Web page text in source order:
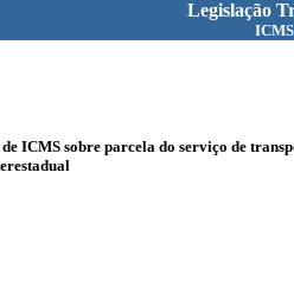
Legislação
ICMS
ICMS sobre parcela do serviço de